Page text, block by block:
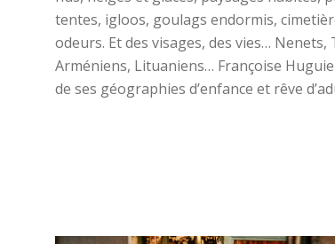
tentes, igloos, goulags endormis,
odeurs. Et des visages, des vies…
Arméniens, Lituaniens… Françoise
de ses géographies d’enfance et rêve